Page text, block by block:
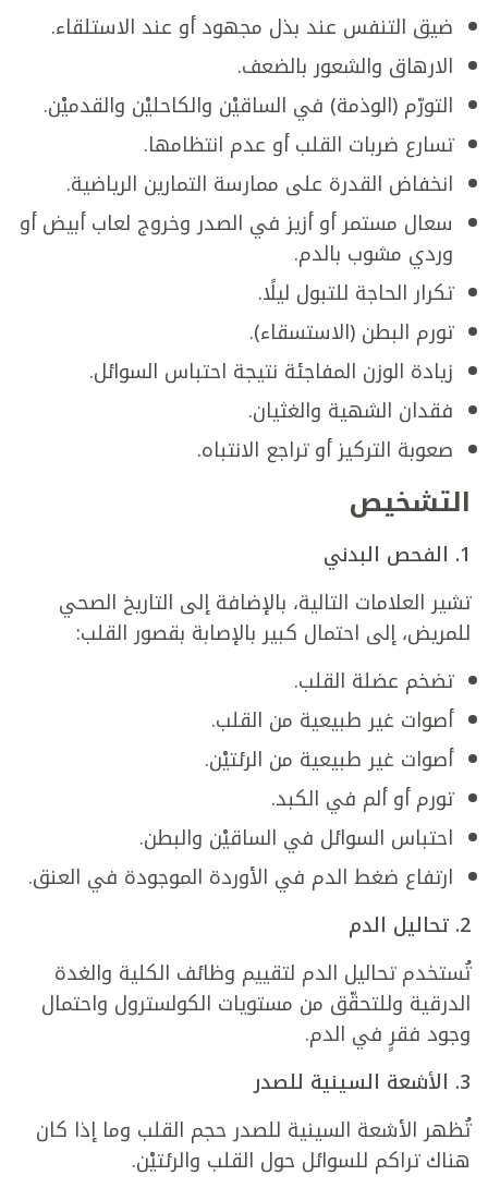
ضيق التنفس عند بذل مجهود أو عند الاستلقاء.
الارهاق والشعور بالضعف.
التورّم (الوذمة) في الساقيْن والكاحليْن والقدميْن.
تسارع ضربات القلب أو عدم انتظامها.
انخفاض القدرة على ممارسة التمارين الرياضية.
سعال مستمر أو أزيز في الصدر وخروج لعاب أبيض أو
وردي مشوب بالدم.
تكرار الحاجة للتبول ليلًا.
تورم البطن (الاستسقاء).
زيادة الوزن المفاجئة نتيجة احتباس السوائل.
فقدان الشهية والغثيان.
صعوبة التركيز أو تراجع الانتباه.
التشخيص
1. الفحص البدني
تشير العلامات التالية، بالإضافة إلى التاريخ الصحي
للمريض، إلى احتمال كبير بالإصابة بقصور القلب:
تضخم عضلة القلب.
أصوات غير طبيعية من القلب.
أصوات غير طبيعية من الرئتيْن.
تورم أو ألم في الكبد.
احتباس السوائل في الساقيْن والبطن.
ارتفاع ضغط الدم في الأوردة الموجودة في العنق.
2. تحاليل الدم
تُستخدم تحاليل الدم لتقييم وظائف الكلية والغدة
الدرقية وللتحقّق من مستويات الكولسترول واحتمال
وجود فقرٍ في الدم.
3. الأشعة السينية للصدر
تُظهر الأشعة السينية للصدر حجم القلب وما إذا كان
هناك تراكم للسوائل حول القلب والرئتيْن.